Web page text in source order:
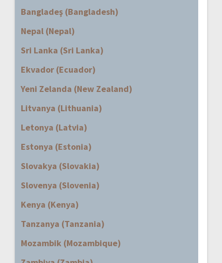
Bangladeş (Bangladesh)
Nepal (Nepal)
Sri Lanka (Sri Lanka)
Ekvador (Ecuador)
Yeni Zelanda (New Zealand)
Litvanya (Lithuania)
Letonya (Latvia)
Estonya (Estonia)
Slovakya (Slovakia)
Slovenya (Slovenia)
Kenya (Kenya)
Tanzanya (Tanzania)
Mozambik (Mozambique)